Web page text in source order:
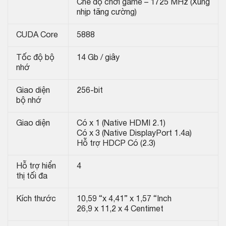
Chế độ chơi game – 1725 MHz (Xung
nhịp tăng cường)
CUDA Core 5888
Tốc độ bộ
nhớ
14 Gb / giây
Giao diện
bộ nhớ
256-bit
Giao diện
Có x 1 (Native HDMI 2.1)
Có x 3 (Native DisplayPort 1.4a)
Hỗ trợ HDCP Có (2.3)
Hỗ trợ hiển
thị tối đa
4
Kích thước
10,59 “x 4,41” x 1,57 “Inch
26,9 x 11,2 x 4 Centimet